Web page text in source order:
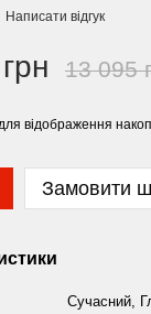
Написати відгук
13 095
для відображення
Замовити
Сучасний,